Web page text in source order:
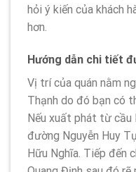
hỏi ý kiến của khách
hơn.
Hướng dẫn chi tiết
Vị trí của quán nằm
Thạnh do đó bạn có
Nếu xuất phát từ cầu
đường Nguyễn Huy
Hữu Nghĩa. Tiếp đến